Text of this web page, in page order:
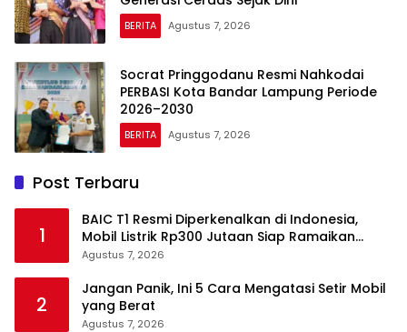
BERITA Agustus 7, 2026
Socrat Pringgodanu Resmi Nahkodai
PERBASI Kota Bandar Lampung Periode
2026–2030
BERITA Agustus 7, 2026
Post Terbaru
1
BAIC T1 Resmi Diperkenalkan di Indonesia,
Mobil Listrik Rp300 Jutaan Siap Ramaikan
Pasar EV
Agustus 7, 2026
2
Jangan Panik, Ini 5 Cara Mengatasi Setir Mobil
yang Berat
Agustus 7, 2026